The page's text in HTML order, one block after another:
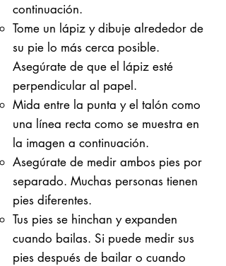
continuación.
Tome un lápiz y dibuje alrededor de
su pie lo más cerca posible.
Asegúrate de que el lápiz esté
perpendicular al papel.
Mida entre la punta y el talón como
una línea recta como se muestra en
la imagen a continuación.
Asegúrate de medir ambos pies por
separado. Muchas personas tienen
pies diferentes.
Tus pies se hinchan y expanden
cuando bailas. Si puede medir sus
pies después de bailar o cuando